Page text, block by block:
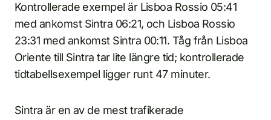
Kontrollerade exempel är Lisboa Rossio 05:41
med ankomst Sintra 06:21, och Lisboa Rossio
23:31 med ankomst Sintra 00:11. Tåg från Lisboa
Oriente till Sintra tar lite längre tid; kontrollerade
tidtabellsexempel ligger runt 47 minuter.
Sintra är en av de mest trafikerade